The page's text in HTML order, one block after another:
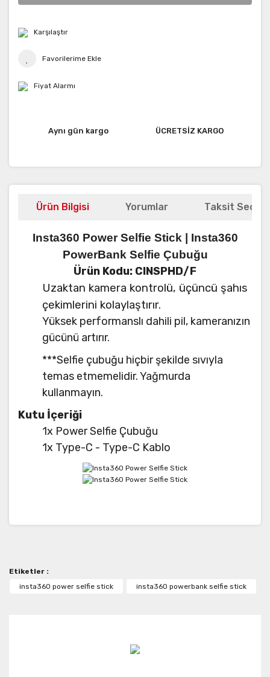
Karşılaştır
Fiyat Alarmı
Aynı gün kargo ÜCRETSİZ KARGO
Ürün Bilgisi Yorumlar Taksit
Insta360 Power Selfie Stick | Insta360
PowerBank Selfie Çubuğu
Ürün Kodu: CINSPHD/F
Uzaktan kamera kontrolü, üçüncü şahıs
çekimlerini kolaylaştırır.
Yüksek performanslı dahili pil, kameranızın
gücünü artırır.
***Selfie çubuğu hiçbir şekilde sıvıyla
temas etmemelidir. Yağmurda
kullanmayın.
Kutu İçeriği
1x Power Selfie Çubuğu
1x Type-C - Type-C Kablo
Ürün resmi kalitesiz, bozuk veya görüntülenemiyor.
Bu ürüne benzer farklı alternatifler olmalı.
Etiketler :
insta360 power selfie stick
insta360 powerbank selfie stick